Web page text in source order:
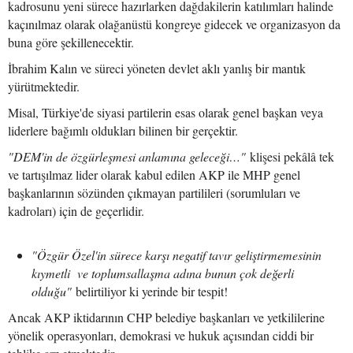
kadrosunu yeni sürece hazırlarken dağdakilerin katılımları halinde
kaçınılmaz olarak olağanüstü kongreye gidecek ve organizasyon da
buna göre şekillenecektir.
İbrahim Kalın ve süreci yöneten devlet aklı yanlış bir mantık
yürütmektedir.
Misal, Türkiye'de siyasi partilerin esas olarak genel başkan veya
liderlere bağımlı oldukları bilinen bir gerçektir.
"DEM'in de özgürleşmesi anlamına geleceği…" klişesi pekâlâ tek
ve tartışılmaz lider olarak kabul edilen AKP ile MHP genel
başkanlarının sözünden çıkmayan partilileri (sorumluları ve
kadroları) için de geçerlidir.
"Özgür Özel'in sürece karşı negatif tavır geliştirmemesinin
kıymetli ve toplumsallaşma adına bunun çok değerli
olduğu" belirtiliyor ki yerinde bir tespit!
Ancak AKP iktidarının CHP belediye başkanları ve yetkililerine
yönelik operasyonları, demokrasi ve hukuk açısından ciddi bir